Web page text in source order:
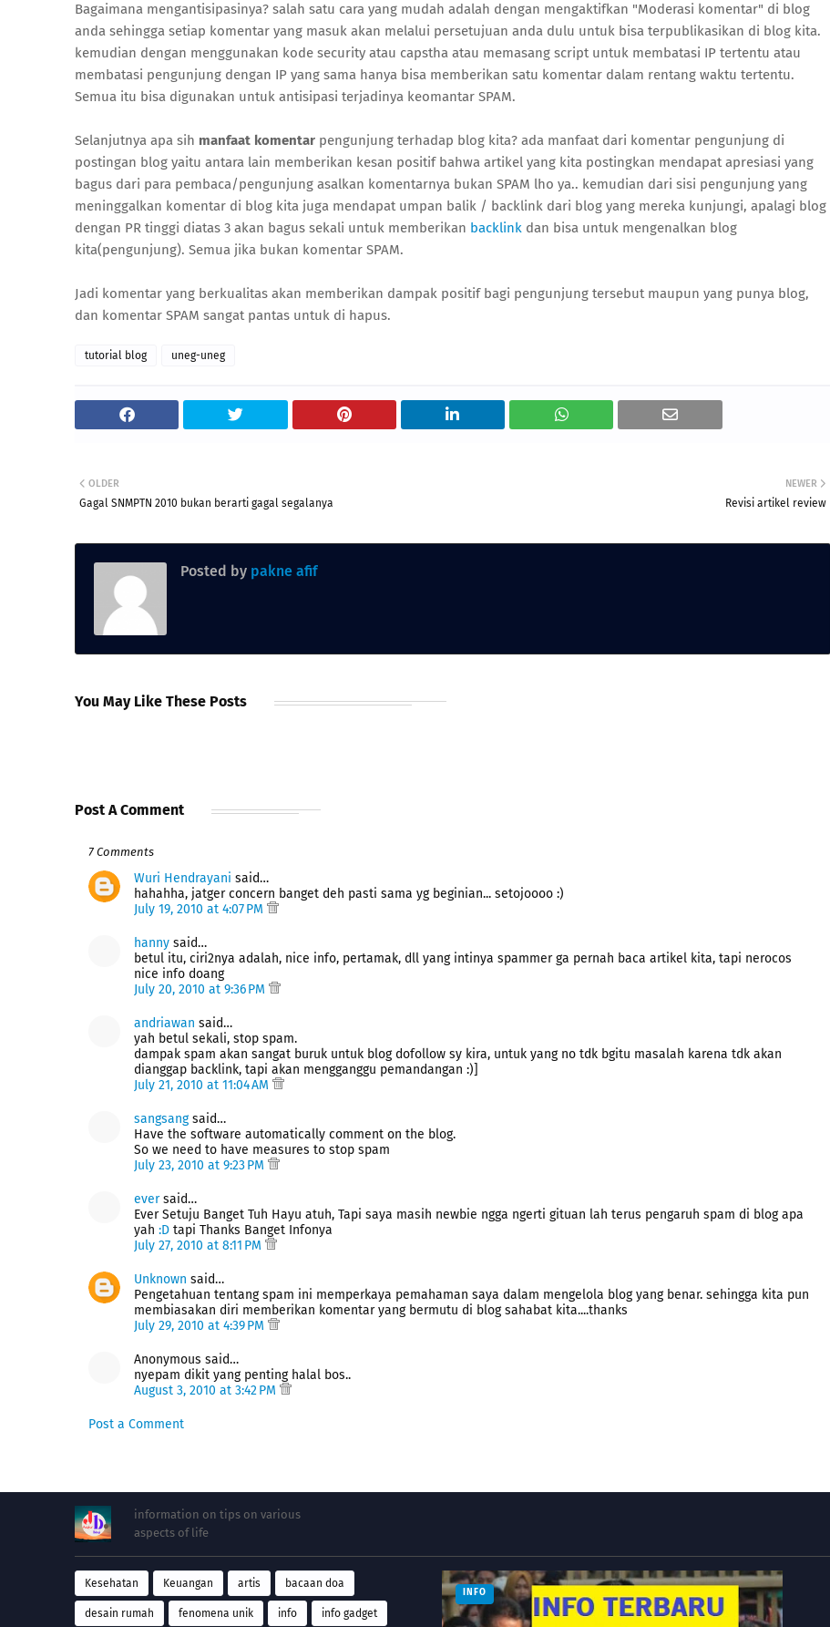
Bagaimana mengantisipasinya? salah satu cara yang mudah adalah dengan mengaktifkan "Moderasi komentar" di blog
anda sehingga setiap komentar yang masuk akan melalui persetujuan anda dulu untuk bisa terpublikasikan di blog kita.
kemudian dengan menggunakan kode security atau capstha atau memasang script untuk membatasi IP tertentu atau
membatasi pengunjung dengan IP yang sama hanya bisa memberikan satu komentar dalam rentang waktu tertentu.
Semua itu bisa digunakan untuk antisipasi terjadinya keomantar SPAM.
Selanjutnya apa sih manfaat komentar pengunjung terhadap blog kita? ada manfaat dari komentar pengunjung di
postingan blog yaitu antara lain memberikan kesan positif bahwa artikel yang kita postingkan mendapat apresiasi yang
bagus dari para pembaca/pengunjung asalkan komentarnya bukan SPAM lho ya.. kemudian dari sisi pengunjung yang
meninggalkan komentar di blog kita juga mendapat umpan balik / backlink dari blog yang mereka kunjungi, apalagi blog
dengan PR tinggi diatas 3 akan bagus sekali untuk memberikan backlink dan bisa untuk mengenalkan blog
kita(pengunjung). Semua jika bukan komentar SPAM.
Jadi komentar yang berkualitas akan memberikan dampak positif bagi pengunjung tersebut maupun yang punya blog,
dan komentar SPAM sangat pantas untuk di hapus.
tutorial blog uneg-uneg
NEWER
Revisi artikel review
OLDER
Gagal SNMPTN 2010 bukan berarti gagal segalanya
Posted by pakne afif
You May Like These Posts
Post A Comment
7 Comments
Wuri Hendrayani said…
hahahha, jatger concern banget deh pasti sama yg beginian... setojoooo :)
July 19, 2010 at 4:07 PM
hanny said…
betul itu, ciri2nya adalah, nice info, pertamak, dll yang intinya spammer ga pernah baca artikel kita, tapi nerocos
nice info doang
July 20, 2010 at 9:36 PM
andriawan said…
yah betul sekali, stop spam.
dampak spam akan sangat buruk untuk blog dofollow sy kira, untuk yang no tdk bgitu masalah karena tdk akan
dianggap backlink, tapi akan mengganggu pemandangan :)]
July 21, 2010 at 11:04 AM
sangsangsaid…
Have the software automatically comment on the blog.
So we need to have measures to stop spam
July 23, 2010 at 9:23 PM
eversaid…
Ever Setuju Banget Tuh Hayu atuh, Tapi saya masih newbie ngga ngerti gituan lah terus pengaruh spam di blog apa
yah :D tapi Thanks Banget Infonya
July 27, 2010 at 8:11 PM
Unknown said…
Pengetahuan tentang spam ini memperkaya pemahaman saya dalam mengelola blog yang benar. sehingga kita pun
membiasakan diri memberikan komentar yang bermutu di blog sahabat kita....thanks
July 29, 2010 at 4:39 PM
Anonymous said…
nyepam dikit yang penting halal bos..
August 3, 2010 at 3:42 PM
Post a Comment
information on tips on various
aspects of life
Kesehatan Keuangan artis bacaan doa
desain rumah fenomena unik info info gadget
INFO